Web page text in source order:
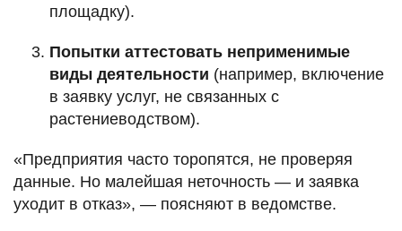
площадку).
Попытки аттестовать неприменимые
виды деятельности (например, включение
в заявку услуг, не связанных с
растениеводством).
«Предприятия часто торопятся, не проверяя
данные. Но малейшая неточность — и заявка
уходит в отказ», — поясняют в ведомстве.